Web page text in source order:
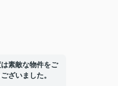
素敵な物件をご
ざいました。